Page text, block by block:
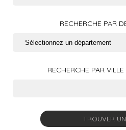
RECHERCHE PAR
RECHERCHE PAR